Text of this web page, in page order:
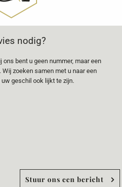
nodig?
ons bent u geen nummer, maar een
zoeken samen met u naar een
geschil ook lijkt te zijn.
Stuur ons een bericht